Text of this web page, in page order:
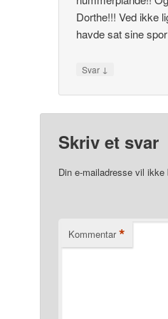
Dorthe!!! Ved ikke
havde sat sine
Svar ↓
Skriv et svar
Din e-mailadresse vil ikke
Kommentar *